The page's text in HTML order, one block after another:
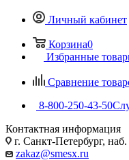
Личный кабинет
Корзина0
Избранные
Сравнение
8-800-250-43-50
Контактная информация
г. Санкт-Петербург,
zakaz@smesx.ru